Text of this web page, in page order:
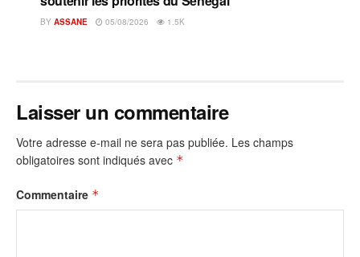
BY ASSANE 05/08/2026 1.5K
Laisser un commentaire
Votre adresse e-mail ne sera pas publiée. Les champs
obligatoires sont indiqués avec *
Commentaire *